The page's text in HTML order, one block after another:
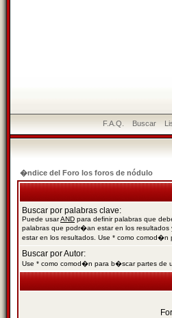
F.A.Q. Buscar
�ndice del Foro los foros de nódulo
Buscar por palabras clave:
Puede usarAND para definir palabras que
palabras que podr�an estar en los resultados
estar en los resultados. Use * como
Buscar por Autor:
Use * como comod�n para b�scar partes de